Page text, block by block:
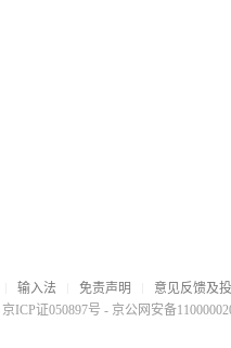
输入法 免责声明
意见反馈及
京ICP证050897号 - 京公网安备